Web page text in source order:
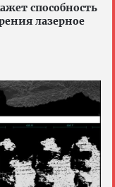
способность
лазерное